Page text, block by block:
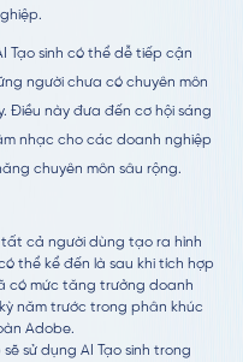
Tạo sinh có thể dễ tiếp cận
người chưa có chuyên môn
Điều này đưa đến cơ hội sáng
nhạc cho các doanh nghiệp
chuyên môn sâu rộng.
cả người dùng tạo ra hình
thể kể đến là sau khi tích hợp
có mức tăng trưởng doanh
năm trước trong phân khúc
Adobe.
sử dụng AI Tạo sinh trong